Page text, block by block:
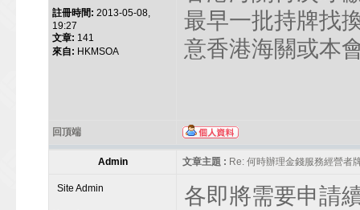
註冊時間: 2013-05-08,
19:27
文章: 141
來自: HKMSOA
最早一批持牌找
意香港海關或本
回頂端
Admin 文章主題 : Re: 何時辦理金錢服務經營者
Site Admin
各即將需要申請